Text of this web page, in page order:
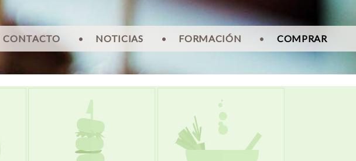
CONTACTO • NOTICIAS • FORMACIÓN • COMPRAR